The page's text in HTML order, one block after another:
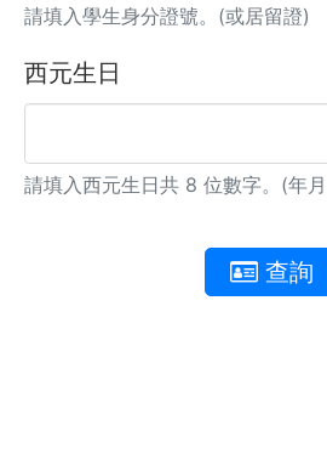
請填入學生身分證號。(或居留證)
西元生日
請填入西元生日共 8 位數字。(年
查詢